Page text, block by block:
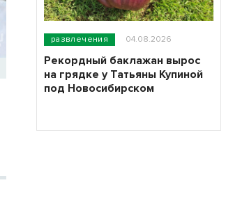
развлечения 04.08.2026
Рекордный баклажан вырос
на грядке у Татьяны Купиной
под Новосибирском